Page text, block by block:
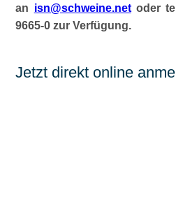
an isn@schweine.netoder
9665-0 zur Verfügung.
Jetzt direkt online